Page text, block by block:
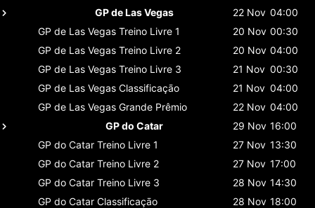
GP de Las Vegas
22 Nov 04:00
GP de Las Vegas Treino Livre 1 20 Nov 00:30
GP de Las Vegas Treino Livre 2 20 Nov 04:00
GP de Las Vegas Treino Livre 3 21 Nov 00:30
GP de Las Vegas Classificaçāo 21 Nov 04:00
GP de Las Vegas Grande Prêmio 22 Nov 04:00
GP do Catar
29 Nov 16:00
GP do Catar Treino Livre 1 27 Nov 13:30
GP do Catar Treino Livre 2 27 Nov 17:00
GP do Catar Treino Livre 3 28 Nov 14:30
GP do Catar Classificaçāo 28 Nov 18:00